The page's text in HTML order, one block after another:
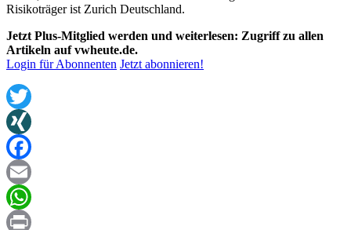
Risikoträger ist Zurich Deutschland.
Jetzt Plus-Mitglied werden und weiterlesen: Zugriff zu allen
Artikeln auf vwheute.de.
Login für Abonnenten Jetzt abonnieren!
Twitter
XING
Facebook
Email
WhatsApp